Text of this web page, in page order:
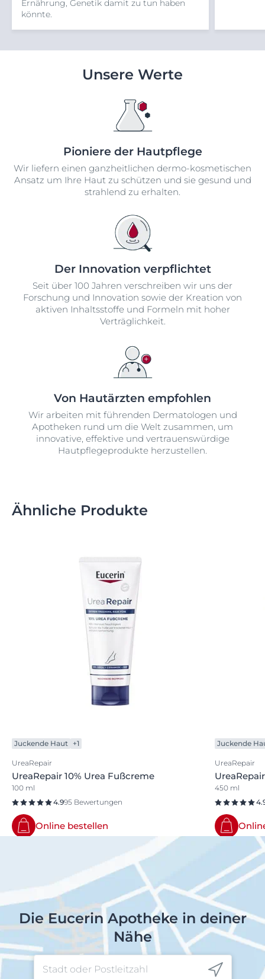
Ernährung, Genetik damit zu tun haben
könnte.
Unsere Werte
Pioniere der Hautpflege
Wir liefern einen ganzheitlichen dermo-kosmetischen
Ansatz um Ihre Haut zu schützen und sie gesund und
strahlend zu erhalten.
Der Innovation verpflichtet
Seit über 100 Jahren verschreiben wir uns der
Forschung und Innovation sowie der Kreation von
aktiven Inhaltsstoffe und Formeln mit hoher
Verträglichkeit.
Von Hautärzten empfohlen
Wir arbeiten mit führenden Dermatologen und
Apotheken rund um die Welt zusammen, um
innovative, effektive und vertrauenswürdige
Hautpflegeprodukte herzustellen.
Ähnliche Produkte
Juckende Haut +1
UreaRepair
UreaRepair 10% Urea Fußcreme
100 ml
4.995 Bewertungen
Online bestellen
Juckende
UreaRepair
450 ml
Die Eucerin Apotheke in deiner
Nähe